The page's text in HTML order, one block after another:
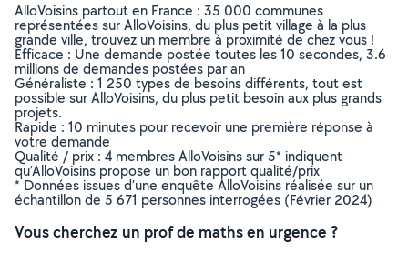
AlloVoisins partout en France : 35 000 communes
représentées sur AlloVoisins, du plus petit village à la plus
grande ville, trouvez un membre à proximité de chez vous !
Efficace : Une demande postée toutes les 10 secondes, 3.6
millions de demandes postées par an
Généraliste : 1 250 types de besoins différents, tout est
possible sur AlloVoisins, du plus petit besoin aux plus grands
projets.
Rapide : 10 minutes pour recevoir une première réponse à
votre demande
Qualité / prix : 4 membres AlloVoisins sur 5* indiquent
qu’AlloVoisins propose un bon rapport qualité/prix
* Données issues d’une enquête AlloVoisins réalisée sur un
échantillon de 5 671 personnes interrogées (Février 2024)
Vous cherchez un prof de maths en urgence ?